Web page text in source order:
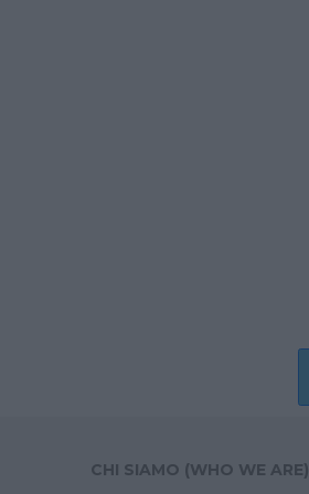
CHI SIAMO (WHO WE ARE)